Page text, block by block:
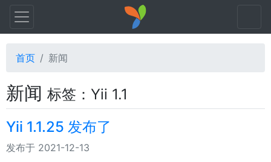
首页 新闻
新闻 标签：Yii 1.1
Yii 1.1.25 发布了
发布于 2021-12-13